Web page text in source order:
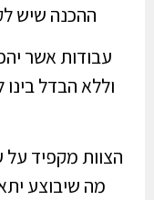
ההכנה שיש
עבודות אשר
וללא הבדל בינו
הצוות מקפיד על
מה שיבוצע